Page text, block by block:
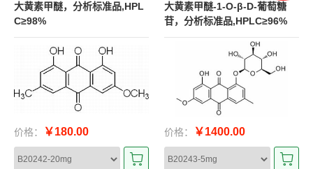
大黄素甲醚，分析标准品,HPL
C≥98%
价格： ￥180.00
大黄素甲醚-1-O-β-D-葡萄糖
苷，分析标准品,HPLC≥96%
价格： ￥1400.00